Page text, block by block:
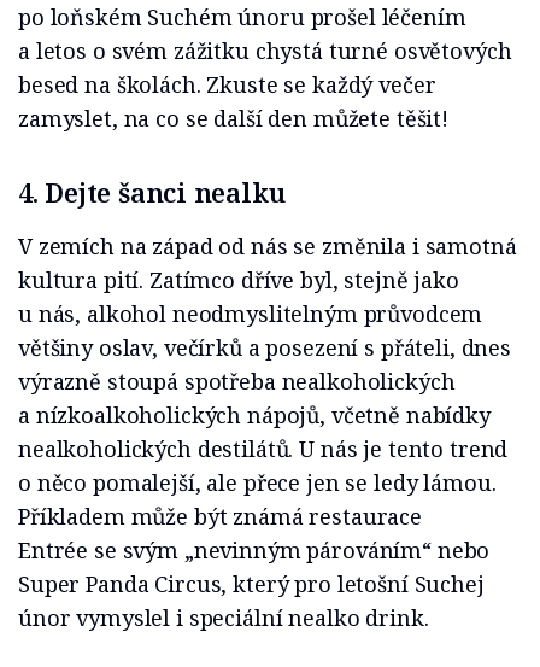
po loňském Suchém únoru prošel léčením
a letos o svém zážitku chystá turné osvětových
besed na školách. Zkuste se každý večer
zamyslet, na co se další den můžete těšit!
4. Dejte šanci nealku
V zemích na západ od nás se změnila i samotná
kultura pití. Zatímco dříve byl, stejně jako
u nás, alkohol neodmyslitelným průvodcem
většiny oslav, večírků a posezení s přáteli, dnes
výrazně stoupá spotřeba nealkoholických
a nízkoalkoholických nápojů, včetně nabídky
nealkoholických destilátů. U nás je tento trend
o něco pomalejší, ale přece jen se ledy lámou.
Příkladem může být známá restaurace
Entrée se svým „nevinným párováním“ nebo
Super Panda Circus, který pro letošní Suchej
únor vymyslel i speciální nealko drink.